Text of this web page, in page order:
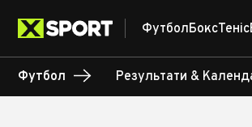
ФутболБоксТеніс
Футбол Результати &